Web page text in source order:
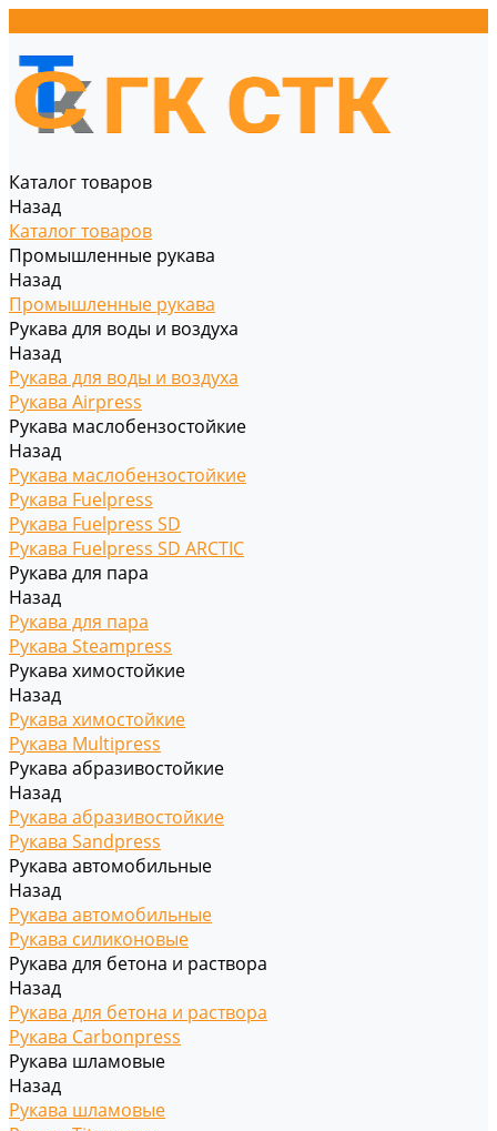
Каталог товаров
Назад
Каталог товаров
Промышленные рукава
Назад
Промышленные рукава
Рукава для воды и воздуха
Назад
Рукава для воды и воздуха
Рукава Airpress
Рукава маслобензостойкие
Назад
Рукава маслобензостойкие
Рукава Fuelpress
Рукава Fuelpress SD
Рукава Fuelpress SD ARCTIC
Рукава для пара
Назад
Рукава для пара
Рукава Steampress
Рукава химостойкие
Назад
Рукава химостойкие
Рукава Multipress
Рукава абразивостойкие
Назад
Рукава абразивостойкие
Рукава Sandpress
Рукава автомобильные
Назад
Рукава автомобильные
Рукава силиконовые
Рукава для бетона и раствора
Назад
Рукава для бетона и раствора
Рукава Carbonpress
Рукава шламовые
Назад
Рукава шламовые